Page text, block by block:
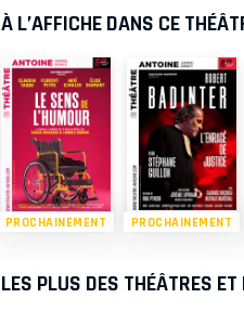
À L’AFFICHE DANS CE
PROCHAINEMENT PROCHAINEMENT
LES PLUS DES THÉÂTRES